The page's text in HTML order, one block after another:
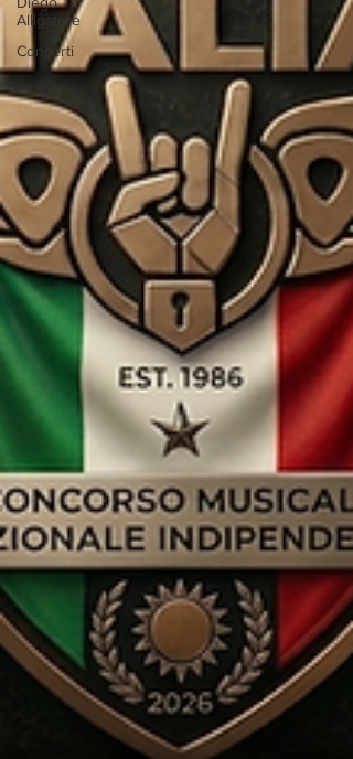
Alligatore
Concerti